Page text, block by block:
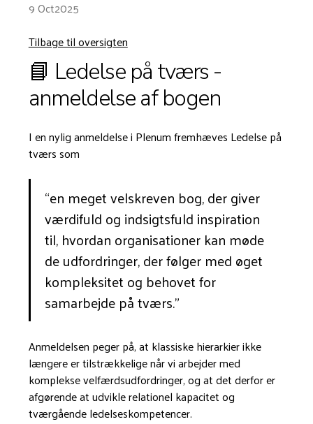
9 Oct2025
Tilbage til oversigten
📘 Ledelse på tværs -
anmeldelse af bogen
I en nylig anmeldelse i Plenum fremhæves Ledelse på
tværs som
“en meget velskreven bog, der giver
værdifuld og indsigtsfuld inspiration
til, hvordan organisationer kan møde
de udfordringer, der følger med øget
kompleksitet og behovet for
samarbejde på tværs.”
Anmeldelsen peger på, at klassiske hierarkier ikke
længere er tilstrækkelige når vi arbejder med
komplekse velfærdsudfordringer, og at det derfor er
afgørende at udvikle relationel kapacitet og
tværgående ledelseskompetencer.